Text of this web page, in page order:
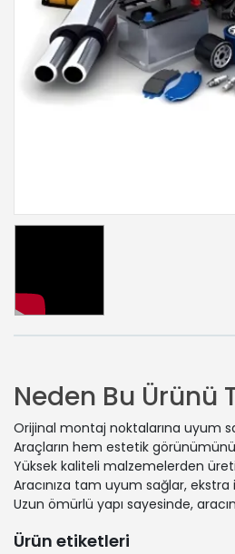
Neden Bu Ürünü
Orijinal montaj noktalarına uyum
Araçların hem estetik
Yüksek kaliteli malzemelerden
Aracınıza tam uyum sağlar,
Uzun ömürlü yapı sayesinde,
Ürün etiketleri